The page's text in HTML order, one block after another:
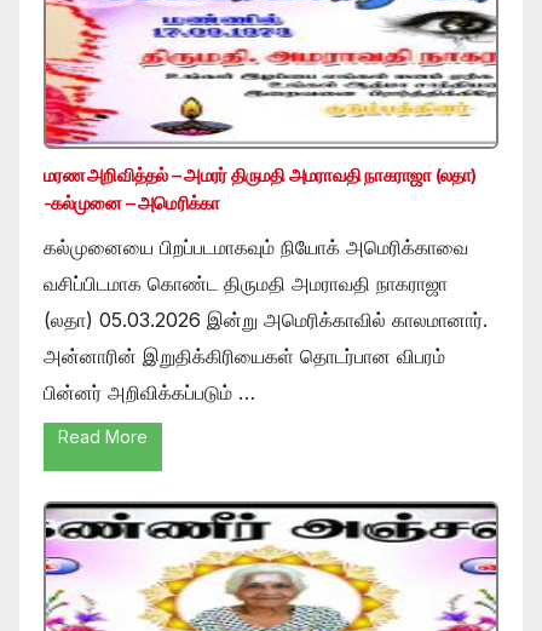
மரண அறிவித்தல் – அமரர் திருமதி அமராவதி நாகராஜா (லதா)
-கல்முனை – அமெரிக்கா
கல்முனையை பிறப்படமாகவும் நியோக் அமெரிக்காவை
வசிப்பிடமாக கொண்ட திருமதி அமராவதி நாகராஜா
(லதா) 05.03.2026 இன்று அமெரிக்காவில் காலமானார்.
அன்னாரின் இறுதிக்கிரியைகள் தொடர்பான விபரம்
பின்னர் அறிவிக்கப்படும் …
Read More